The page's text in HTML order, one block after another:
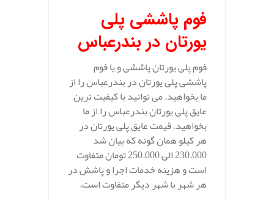
فوم پاششی پلی
یورتان در بندرعباس
فوم پلی یورتان پاششی و یا فوم
پاششی پلی یورتان در بندرعباس را از
ما بخواهید. می توانید با کیفیت ترین
عایق پلی یورتان بندرعباس را از ما
بخواهید. قیمت عایق پلی یورتان در
هر کیلو همان گونه که بیان شد
230.000 الی 250.000 تومان متفاوت
است و هزینه خدمات اجرا و پاشش در
هر شهر با شهر دیگر متفاوت است.